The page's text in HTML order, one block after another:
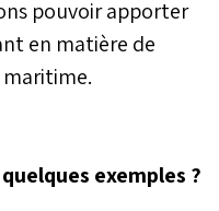
pouvoir apporter
en matière de
exemples ?